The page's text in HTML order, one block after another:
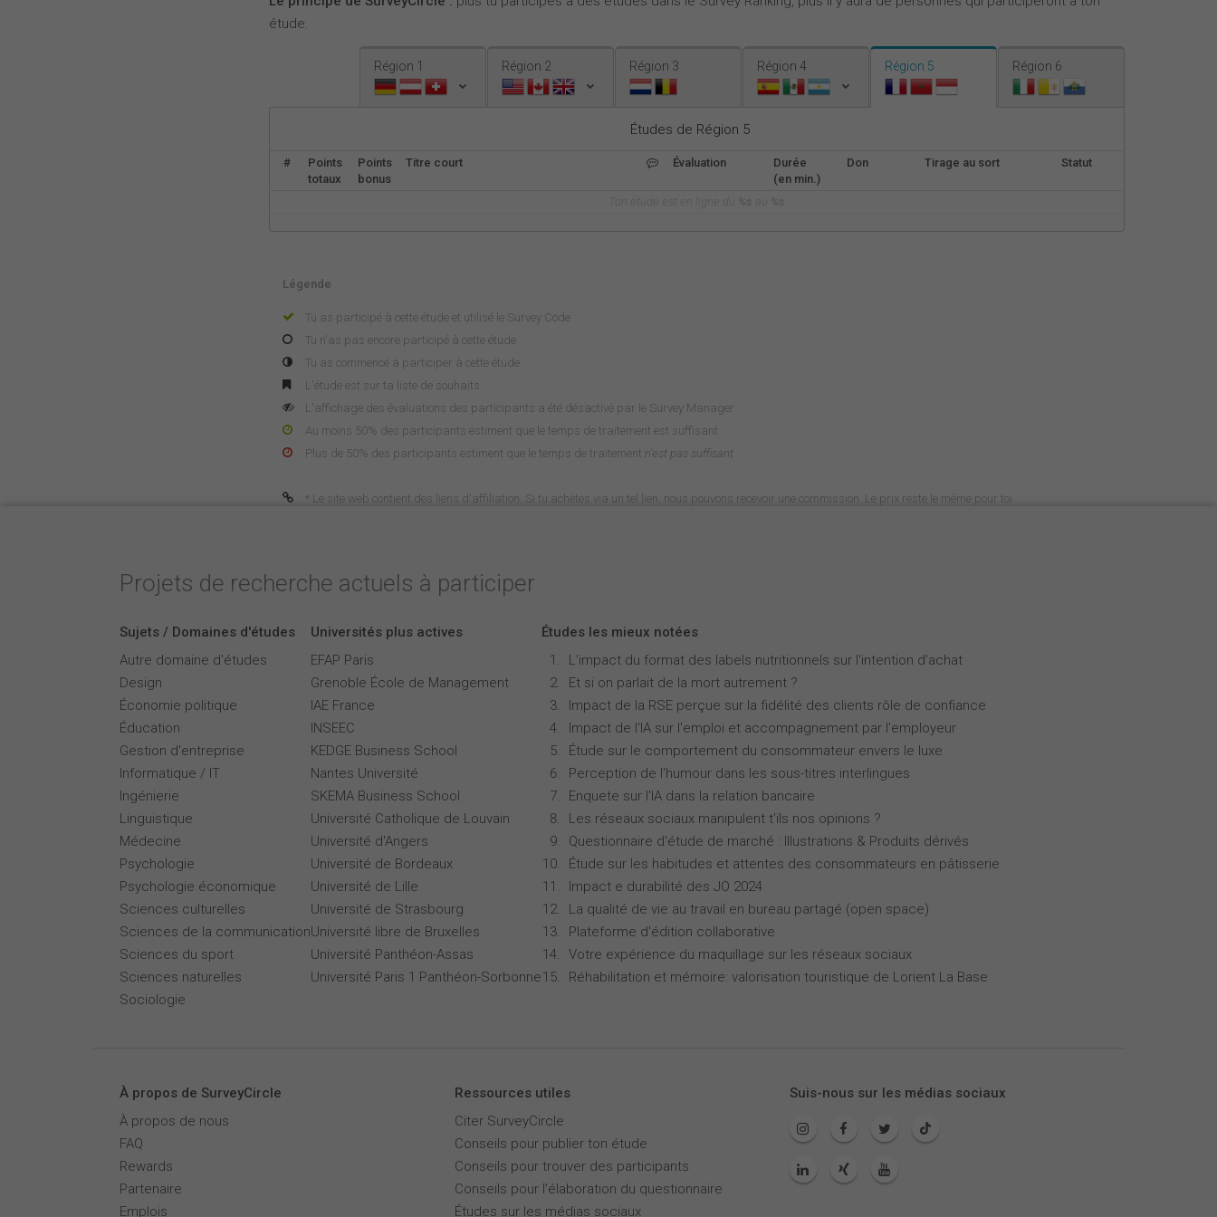
étude.
Région 1 Région 2 Région 3 Région 4 Région 5 Région 6
Études de Région 5
#
Points
totaux
Points
bonus
Titre court Évaluation
Durée
(en min.)
Don Tirage au sort Statut
Légende
Tu as participé à cette étude et utilisé le Survey Code
Tu n'as pas encore participé à cette étude
Tu as commencé à participer à cette étude
L'étude est sur ta liste de souhaits
L'affichage des évaluations des participants a été désactivé par le Survey Manager
Au moins 50% des participants estiment que le temps de traitement est suffisant
Plus de 50% des participants estiment que le temps de traitement n'est pas suffisant
* Le site web contient des liens d'affiliation. Si tu achètes via un tel lien, nous pouvons recevoir une commission. Le prix reste le même pour toi.
Projets de recherche actuels à participer
Sujets / Domaines d'études
Autre domaine d'études
Design
Économie politique
Éducation
Gestion d'entreprise
Informatique / IT
Ingénierie
Linguistique
Médecine
Psychologie
Psychologie économique
Sciences culturelles
Sciences de la communication
Sciences du sport
Sciences naturelles
Sociologie
Universités plus actives
EFAP Paris
Grenoble École de Management
IAE France
INSEEC
KEDGE Business School
Nantes Université
SKEMA Business School
Université Catholique de Louvain
Université d'Angers
Université de Bordeaux
Université de Lille
Université de Strasbourg
Université libre de Bruxelles
Université Panthéon-Assas
Université Paris 1 Panthéon-Sorbonne
Études les mieux notées
L'impact du format des labels nutritionnels sur l'intention d'achat
Et si on parlait de la mort autrement ?
Impact de la RSE perçue sur la fidélité des clients rôle de confiance
Impact de l'IA sur l'emploi et accompagnement par l'employeur
Étude sur le comportement du consommateur envers le luxe
Perception de l'humour dans les sous-titres interlingues
Enquete sur l'IA dans la relation bancaire
Les réseaux sociaux manipulent t'ils nos opinions ?
Questionnaire d'étude de marché : Illustrations & Produits dérivés
Étude sur les habitudes et attentes des consommateurs en pâtisserie
Impact e durabilité des JO 2024
La qualité de vie au travail en bureau partagé (open space)
Plateforme d'édition collaborative
Votre expérience du maquillage sur les réseaux sociaux
Réhabilitation et mémoire: valorisation touristique de Lorient La Base
À propos de SurveyCircle
À propos de nous
FAQ
Rewards
Partenaire
Emplois
Ressources utiles
Citer SurveyCircle
Conseils pour publier ton étude
Conseils pour trouver des participants
Conseils pour l'élaboration du questionnaire
Études sur les médias sociaux
Suis-nous sur les médias sociaux
Español